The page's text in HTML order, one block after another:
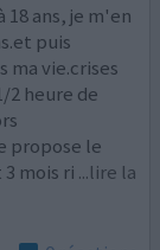
ans, je m'en
puis
ma vie.crises
2 heure de
propose le
mois ri ...lire la